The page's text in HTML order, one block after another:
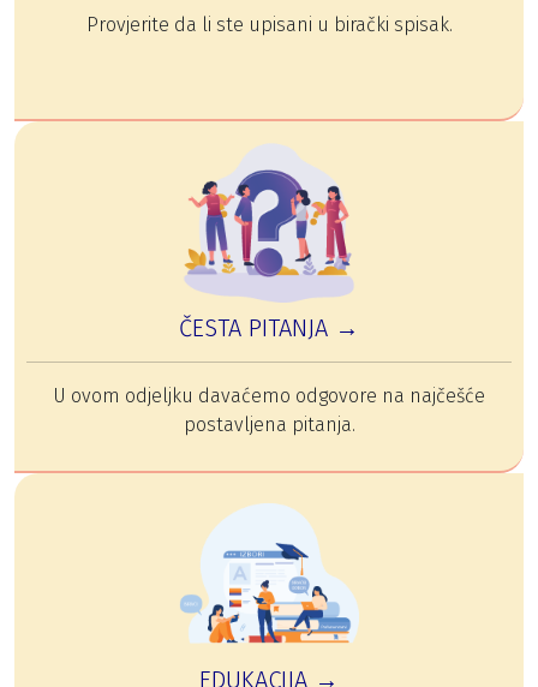
Provjerite da li ste upisani u birački spisak.
ČESTA PITANJA →
U ovom odjeljku davaćemo odgovore na najčešće
postavljena pitanja.
EDUKACIJA →